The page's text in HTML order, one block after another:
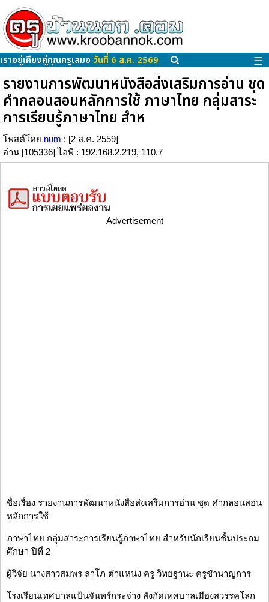
เราอยู่เคียงคู่คุณครูเสมอ วันที่ 6 ส.ค. 2569 ☰
รายงานการพัฒนาหนังสือส่งเสริมการอ่าน ชุด
คำกลอนสอนหลักการใช้ ภาษาไทย กลุ่มสาระ
การเรียนรู้ภาษาไทย สำห
โพสต์โดย num : [2 ส.ค. 2559]
อ่าน [105336] ไอพี : 192.168.2.219, 110.7
Advertisement
ชื่อเรื่อง รายงานการพัฒนาหนังสือส่งเสริมการอ่าน ชุด คำกลอนสอน
หลักการใช้
ภาษาไทย กลุ่มสาระการเรียนรู้ภาษาไทย สำหรับนักเรียนชั้นประถม
ศึกษา ปีที่ 2
ผู้วิจัย นางสาวสมพร ลาโภ ตำแหน่ง ครู วิทยฐานะ ครูชำนาญการ
โรงเรียนเทศบาลแป้นจันทร์กระจ่าง สังกัดเทศบาลเมืองสวรรคโลก